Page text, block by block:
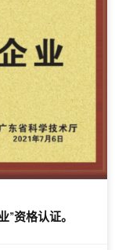
资格认证。